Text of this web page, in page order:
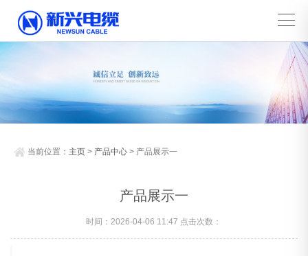
当前位置： 主页 > 产品中心 > 产品展示一
产品展示一
时间：2026-04-06 11:47 点击次数：